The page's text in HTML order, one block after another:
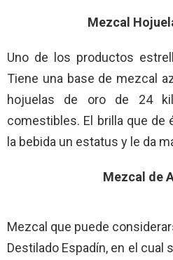
Mezcal
Uno de los productos
Tiene una base de mezcal
hojuelas de oro de 24
comestibles. El brilla que de
la bebida un estatus y le da
Mezcal de
Mezcal que puede
Destilado Espadín, en el cual